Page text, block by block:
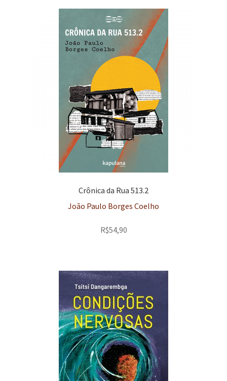
Crônica da Rua 513.2
João Paulo Borges Coelho
R$54,90